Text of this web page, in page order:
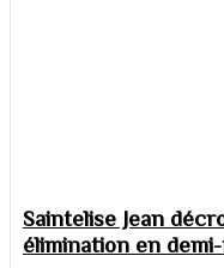
Saintelise Jean
élimination en